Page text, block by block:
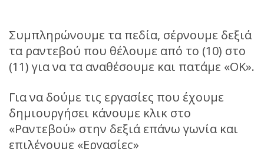
Συμπληρώνουμε τα πεδία, σέρνουμε δεξιά
τα ραντεβού που θέλουμε από το (10) στο
(11) για να τα αναθέσουμε και πατάμε «ΟΚ».
Για να δούμε τις εργασίες που έχουμε
δημιουργήσει κάνουμε κλικ στο
«Ραντεβού» στην δεξιά επάνω γωνία και
επιλέγουμε «Εργασίες»